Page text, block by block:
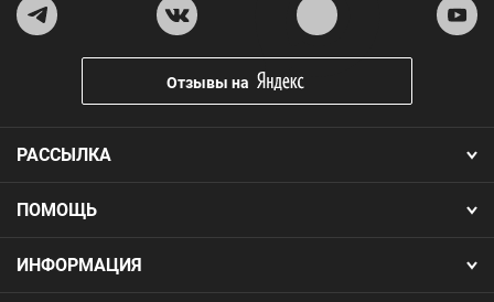
ПОМОЩЬ
ИНФОРМАЦИЯ
РАССЫЛКА
Отзывы на